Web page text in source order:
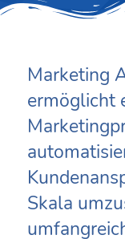
Marketing
ermöglicht
Skala